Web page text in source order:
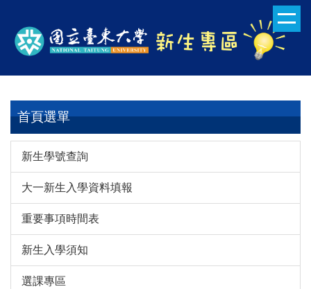
主
內
首頁選單
新生學號查詢
大一新生入學資料填報
重要事項時間表
新生入學須知
選課專區